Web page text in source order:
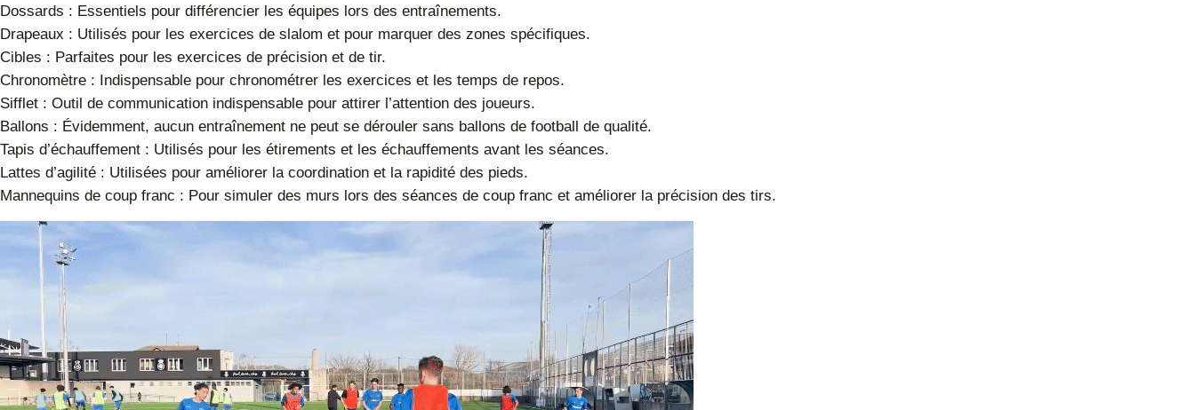
Dossards : Essentiels pour différencier les équipes lors des entraînements.
Drapeaux : Utilisés pour les exercices de slalom et pour marquer des zones spécifiques.
Cibles : Parfaites pour les exercices de précision et de tir.
Chronomètre : Indispensable pour chronométrer les exercices et les temps de repos.
Sifflet : Outil de communication indispensable pour attirer l’attention des joueurs.
Ballons : Évidemment, aucun entraînement ne peut se dérouler sans ballons de football de qualité.
Tapis d’échauffement : Utilisés pour les étirements et les échauffements avant les séances.
Lattes d’agilité : Utilisées pour améliorer la coordination et la rapidité des pieds.
Mannequins de coup franc : Pour simuler des murs lors des séances de coup franc et améliorer la précision des tirs.